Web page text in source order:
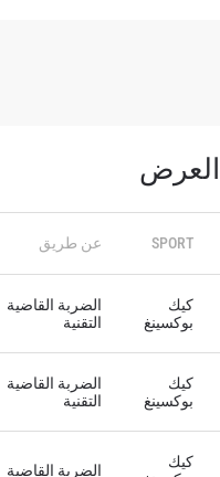
العرض
SPORT عن طريق
كيك
بوكسينغ
الضربة القاضية
التقنية
كيك
بوكسينغ
الضربة القاضية
التقنية
كيك
الضربة القاضية